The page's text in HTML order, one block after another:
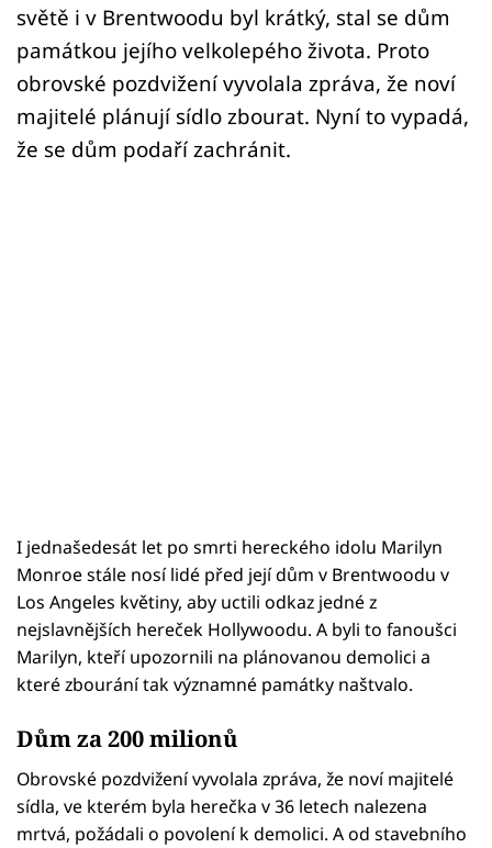
světě i v Brentwoodu byl krátký, stal se dům
památkou jejího velkolepého života. Proto
obrovské pozdvižení vyvolala zpráva, že noví
majitelé plánují sídlo zbourat. Nyní to vypadá,
že se dům podaří zachránit.
I jednašedesát let po smrti hereckého idolu Marilyn
Monroe stále nosí lidé před její dům v Brentwoodu v
Los Angeles květiny, aby uctili odkaz jedné z
nejslavnějších hereček Hollywoodu. A byli to fanoušci
Marilyn, kteří upozornili na plánovanou demolici a
které zbourání tak významné památky naštvalo.
Dům za 200 milionů
Obrovské pozdvižení vyvolala zpráva, že noví majitelé
sídla, ve kterém byla herečka v 36 letech nalezena
mrtvá, požádali o povolení k demolici. A od stavebního